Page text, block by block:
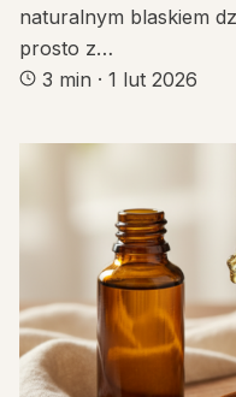
naturalnym blaskiem
prosto z…
3 min · 1 lut 2026